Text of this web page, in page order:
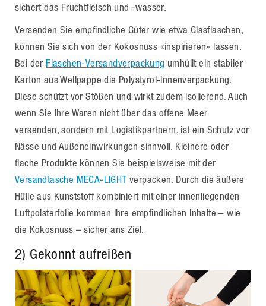
sichert das Fruchtfleisch und -wasser.
Versenden Sie empfindliche Güter wie etwa Glasflaschen,
können Sie sich von der Kokosnuss «inspirieren» lassen.
Bei der Flaschen-Versandverpackung umhüllt ein stabiler
Karton aus Wellpappe die Polystyrol-Innenverpackung.
Diese schützt vor Stößen und wirkt zudem isolierend. Auch
wenn Sie Ihre Waren nicht über das offene Meer
versenden, sondern mit Logistikpartnern, ist ein Schutz vor
Nässe und Außeneinwirkungen sinnvoll. Kleinere oder
flache Produkte können Sie beispielsweise mit der
Versandtasche MECA-LIGHT verpacken. Durch die äußere
Hülle aus Kunststoff kombiniert mit einer innenliegenden
Luftpolsterfolie kommen Ihre empfindlichen Inhalte – wie
die Kokosnuss – sicher ans Ziel.
2) Gekonnt aufreißen